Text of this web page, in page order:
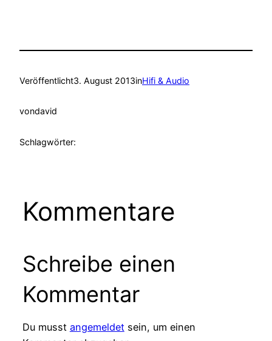
Veröffentlicht3. August 2013inHifi & Audio
vondavid
Schlagwörter:
Kommentare
Schreibe einen
Kommentar
Du musst angemeldetsein, um einen